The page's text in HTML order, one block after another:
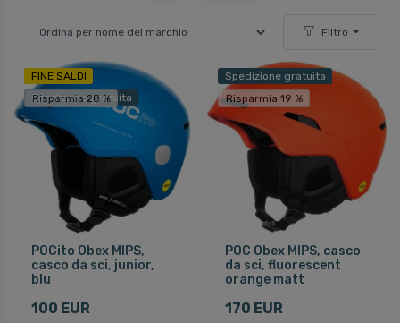
Filtro
FINE SALDI
Spedizione gratuita
Risparmia 28 %
POCito Obex MIPS,
casco da sci, junior,
blu
100 EUR
Spedizione gratuita
Risparmia 19 %
POC Obex MIPS, casco
da sci, fluorescent
orange matt
170 EUR